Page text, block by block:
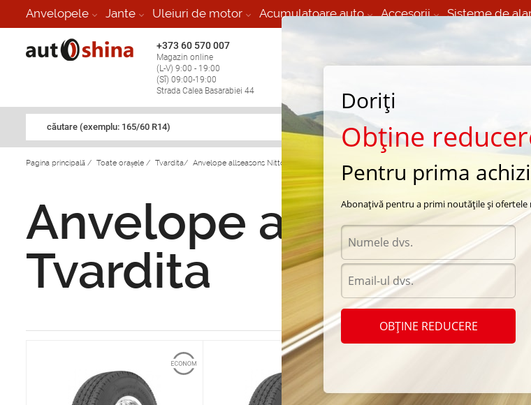
Anvelopele Jante Uleiuri de motor Acumulatoare auto Accesorii Sisteme de
+373 60 570 007
Magazin online
(L-V) 9:00 - 19:00
(Sî) 09:00-19:00
Strada Calea Basarabiei 44
stop în toate regiunile
(L-V) 9:00 - 19:00
căutare (exemplu: 165/60 R14)
Pagina principală / Toate orașele / Tvardita/ Anvelope allseasons Nitto in Tvardita
Anvelope allseasons
Tvardita
Doriți
Obține
Pentru prima
Abonațivă pentru a primi noutățile și ofertele
OBȚINE REDUCERE